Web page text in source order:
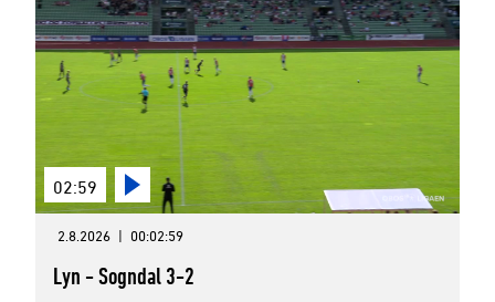
02:59
2.8.2026 | 00:02:59
Lyn - Sogndal 3-2